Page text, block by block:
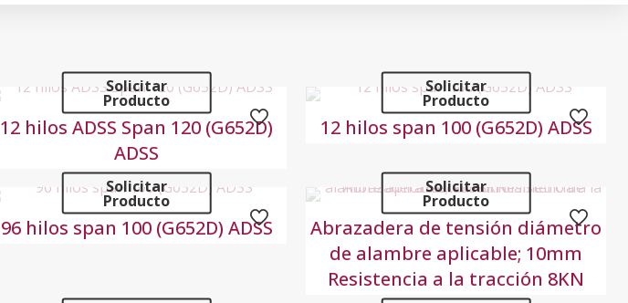
Solicitar
Producto
12 hilos ADSS Span 120 (G652D)
ADSS
Solicitar
Producto
12 hilos span 100 (G652D) ADSS
Solicitar
Producto
96 hilos span 100 (G652D) ADSS
Solicitar
Producto
Abrazadera de tensión diámetro
de alambre aplicable; 10mm
Resistencia a la tracción 8KN